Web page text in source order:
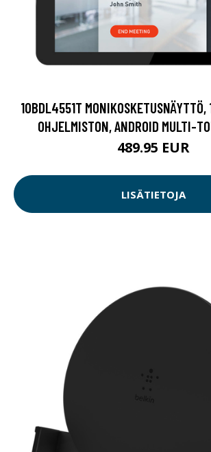
10BDL4551T
OHJELMISTON, ANDROID MULTI-
489.95 EUR
LISÄTIETOJA